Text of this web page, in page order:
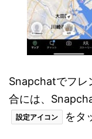
Snapchatでフレ
合には、
設定アイコン をタ